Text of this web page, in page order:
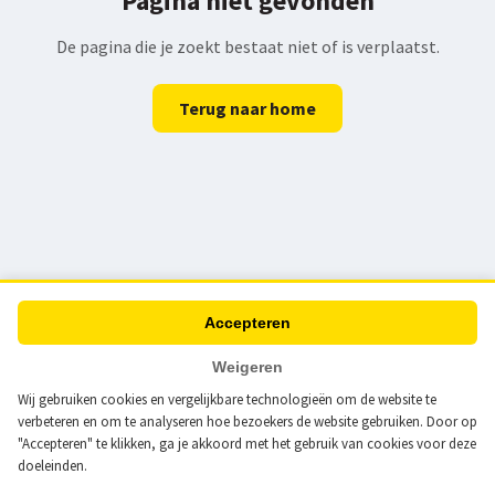
Wij gebruiken cookies en vergelijkbare technologieën om de website te
verbeteren en om te analyseren hoe bezoekers de website gebruiken. Door op
"Accepteren" te klikken, ga je akkoord met het gebruik van cookies voor deze
doeleinden.
Accepteren
Weigeren
De pagina die je zoekt bestaat niet of is verplaatst.
Terug naar home